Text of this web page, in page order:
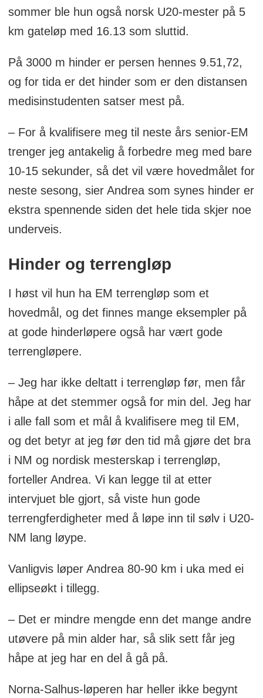
sommer ble hun også norsk U20-mester på 5
km gateløp med 16.13 som sluttid.
På 3000 m hinder er persen hennes 9.51,72,
og for tida er det hinder som er den distansen
medisinstudenten satser mest på.
– For å kvalifisere meg til neste års senior-EM
trenger jeg antakelig å forbedre meg med bare
10-15 sekunder, så det vil være hovedmålet for
neste sesong, sier Andrea som synes hinder er
ekstra spennende siden det hele tida skjer noe
underveis.
Hinder og terrengløp
I høst vil hun ha EM terrengløp som et
hovedmål, og det finnes mange eksempler på
at gode hinderløpere også har vært gode
terrengløpere.
– Jeg har ikke deltatt i terrengløp før, men får
håpe at det stemmer også for min del. Jeg har
i alle fall som et mål å kvalifisere meg til EM,
og det betyr at jeg før den tid må gjøre det bra
i NM og nordisk mesterskap i terrengløp,
forteller Andrea. Vi kan legge til at etter
intervjuet ble gjort, så viste hun gode
terrengferdigheter med å løpe inn til sølv i U20-
NM lang løype.
Vanligvis løper Andrea 80-90 km i uka med ei
ellipseøkt i tillegg.
– Det er mindre mengde enn det mange andre
utøvere på min alder har, så slik sett får jeg
håpe at jeg har en del å gå på.
Norna-Salhus-løperen har heller ikke begynt